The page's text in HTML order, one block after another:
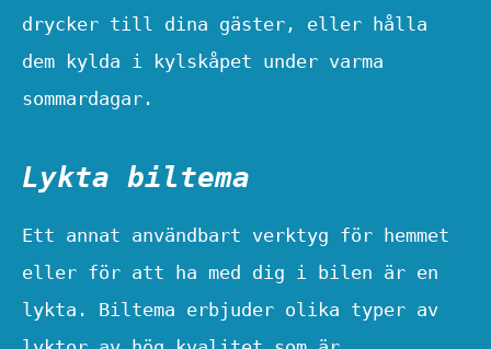
drycker till dina gäster, eller hålla
dem kylda i kylskåpet under varma
sommardagar.
Lykta biltema
Ett annat användbart verktyg för hemmet
eller för att ha med dig i bilen är en
lykta. Biltema erbjuder olika typer av